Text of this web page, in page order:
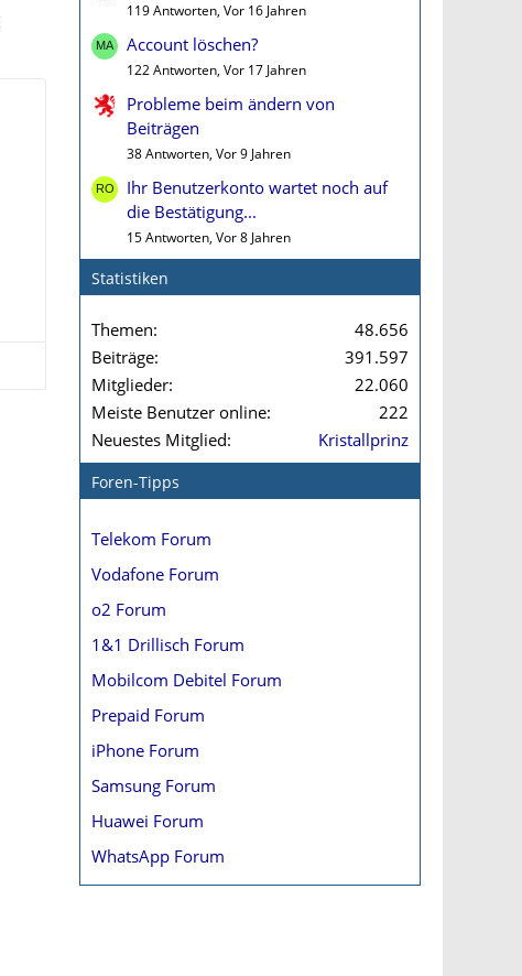
119 Antworten, Vor 16 Jahren
Account löschen?
122 Antworten, Vor 17 Jahren
Probleme beim ändern von
Beiträgen
38 Antworten, Vor 9 Jahren
Ihr Benutzerkonto wartet noch auf
die Bestätigung...
15 Antworten, Vor 8 Jahren
Statistiken
Themen
48.656
Beiträge
391.597
Mitglieder
22.060
Meiste Benutzer online
222
Neuestes Mitglied
Kristallprinz
Foren-Tipps
Telekom Forum
Vodafone Forum
o2 Forum
1&1 Drillisch Forum
Mobilcom Debitel Forum
Prepaid Forum
iPhone Forum
Samsung Forum
Huawei Forum
WhatsApp Forum